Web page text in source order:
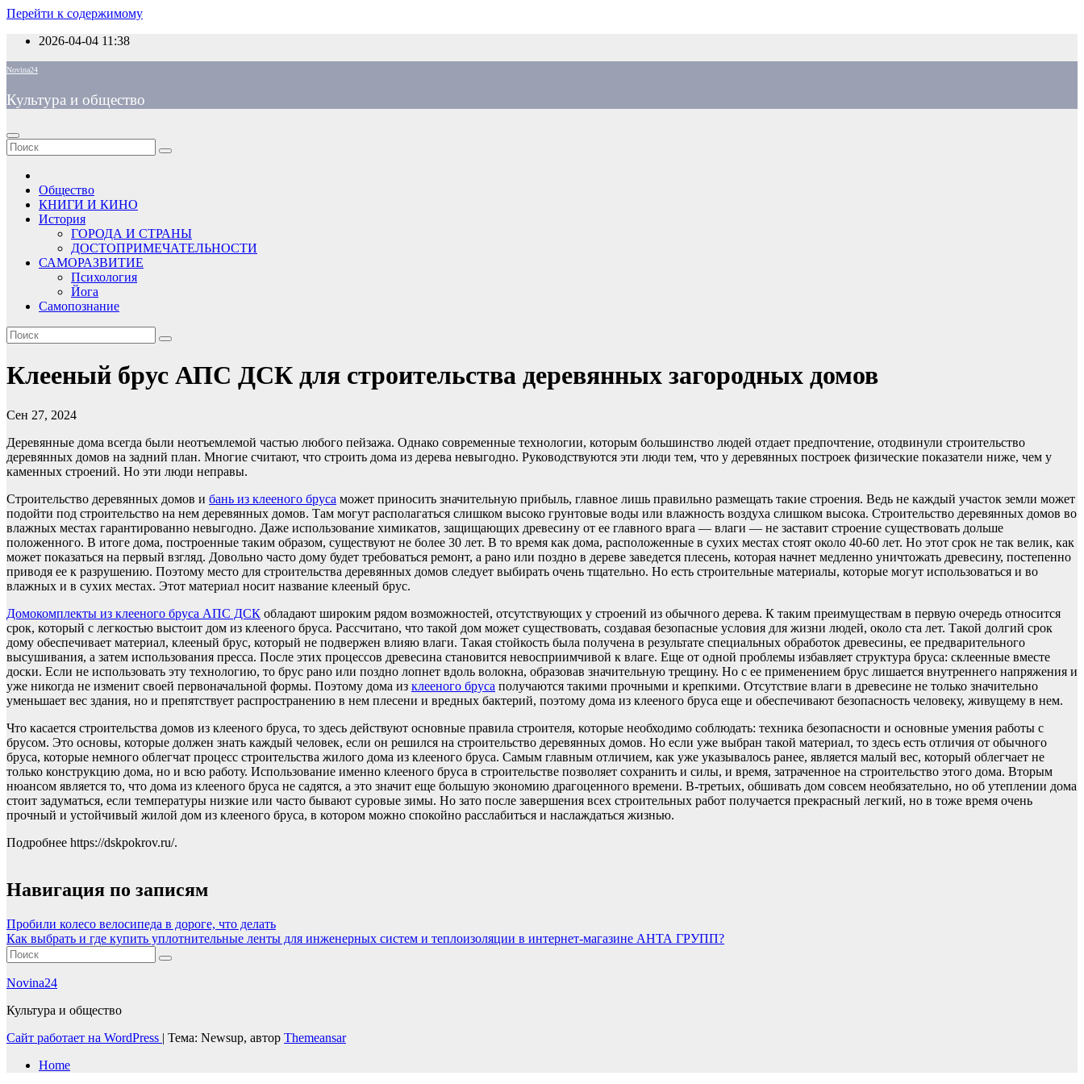
Перейти к содержимому
2026-04-04 11:38
Novina24
Культура и общество
Общество
КНИГИ И КИНО
История
ГОРОДА И СТРАНЫ
ДОСТОПРИМЕЧАТЕЛЬНОСТИ
САМОРАЗВИТИЕ
Психология
Йога
Самопознание
Клееный брус АПС ДСК для строительства деревянных загородных домов
Сен 27, 2024
Деревянные дома всегда были неотъемлемой частью любого пейзажа. Однако современные технологии, которым большинство людей отдает предпочтение, отодвинули строительство
деревянных домов на задний план. Многие считают, что строить дома из дерева невыгодно. Руководствуются эти люди тем, что у деревянных построек физические показатели ниже, чем у
каменных строений. Но эти люди неправы.
Строительство деревянных домов и бань из клееного бруса может приносить значительную прибыль, главное лишь правильно размещать такие строения. Ведь не каждый участок земли может
подойти под строительство на нем деревянных домов. Там могут располагаться слишком высоко грунтовые воды или влажность воздуха слишком высока. Строительство деревянных домов во
влажных местах гарантированно невыгодно. Даже использование химикатов, защищающих древесину от ее главного врага — влаги — не заставит строение существовать дольше
положенного. В итоге дома, построенные таким образом, существуют не более 30 лет. В то время как дома, расположенные в сухих местах стоят около 40-60 лет. Но этот срок не так велик, как
может показаться на первый взгляд. Довольно часто дому будет требоваться ремонт, а рано или поздно в дереве заведется плесень, которая начнет медленно уничтожать древесину, постепенно
приводя ее к разрушению. Поэтому место для строительства деревянных домов следует выбирать очень тщательно. Но есть строительные материалы, которые могут использоваться и во
влажных и в сухих местах. Этот материал носит название клееный брус.
Домокомплекты из клееного бруса АПС ДСК обладают широким рядом возможностей, отсутствующих у строений из обычного дерева. К таким преимуществам в первую очередь относится
срок, который с легкостью выстоит дом из клееного бруса. Рассчитано, что такой дом может существовать, создавая безопасные условия для жизни людей, около ста лет. Такой долгий срок
дому обеспечивает материал, клееный брус, который не подвержен влияю влаги. Такая стойкость была получена в результате специальных обработок древесины, ее предварительного
высушивания, а затем использования пресса. После этих процессов древесина становится невосприимчивой к влаге. Еще от одной проблемы избавляет структура бруса: склеенные вместе
доски. Если не использовать эту технологию, то брус рано или поздно лопнет вдоль волокна, образовав значительную трещину. Но с ее применением брус лишается внутреннего напряжения и
уже никогда не изменит своей первоначальной формы. Поэтому дома из клееного бруса получаются такими прочными и крепкими. Отсутствие влаги в древесине не только значительно
уменьшает вес здания, но и препятствует распространению в нем плесени и вредных бактерий, поэтому дома из клееного бруса еще и обеспечивают безопасность человеку, живущему в нем.
Что касается строительства домов из клееного бруса, то здесь действуют основные правила строителя, которые необходимо соблюдать: техника безопасности и основные умения работы с
брусом. Это основы, которые должен знать каждый человек, если он решился на строительство деревянных домов. Но если уже выбран такой материал, то здесь есть отличия от обычного
бруса, которые немного облегчат процесс строительства жилого дома из клееного бруса. Самым главным отличием, как уже указывалось ранее, является малый вес, который облегчает не
только конструкцию дома, но и всю работу. Использование именно клееного бруса в строительстве позволяет сохранить и силы, и время, затраченное на строительство этого дома. Вторым
нюансом является то, что дома из клееного бруса не садятся, а это значит еще большую экономию драгоценного времени. В-третьих, обшивать дом совсем необязательно, но об утеплении дома
стоит задуматься, если температуры низкие или часто бывают суровые зимы. Но зато после завершения всех строительных работ получается прекрасный легкий, но в тоже время очень
прочный и устойчивый жилой дом из клееного бруса, в котором можно спокойно расслабиться и наслаждаться жизнью.
Подробнее https://dskpokrov.ru/.
Навигация по записям
Пробили колесо велосипеда в дороге, что делать
Как выбрать и где купить уплотнительные ленты для инженерных систем и теплоизоляции в интернет-магазине АНТА ГРУПП?
Novina24
Культура и общество
Сайт работает на WordPress | Тема: Newsup, автор Themeansar
Home